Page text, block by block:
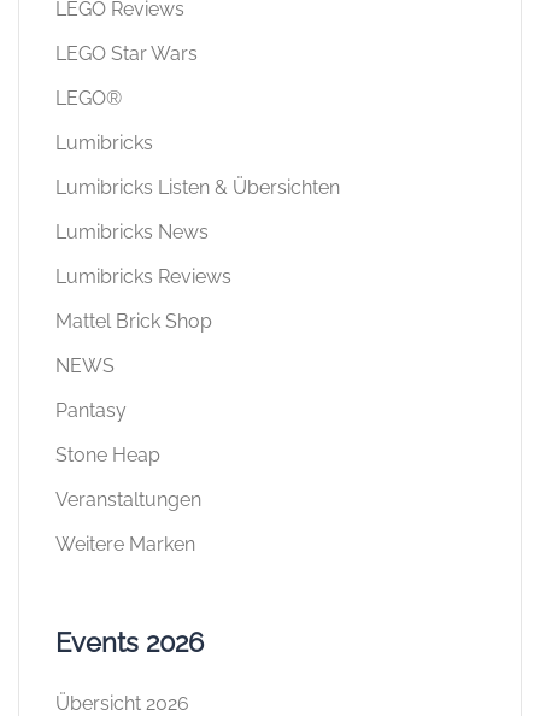
LEGO Reviews
LEGO Star Wars
LEGO®
Lumibricks
Lumibricks Listen & Übersichten
Lumibricks News
Lumibricks Reviews
Mattel Brick Shop
NEWS
Pantasy
Stone Heap
Veranstaltungen
Weitere Marken
Events 2026
Übersicht 2026